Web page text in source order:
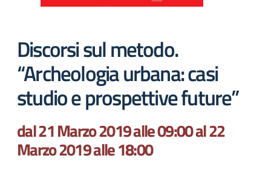
Discorsi sul metodo.
“Archeologia urbana: casi
studio e prospettive future”
dal 21 Marzo 2019 alle 09:00 al 22
Marzo 2019 alle 18:00